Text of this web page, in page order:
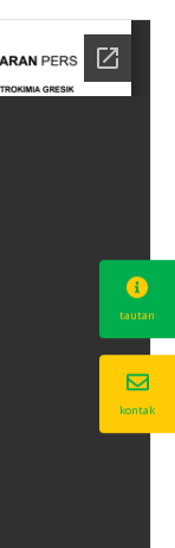
tautan
kontak